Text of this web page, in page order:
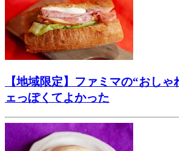
【地域限定】ファミマの“おし
ェっぽくてよかった